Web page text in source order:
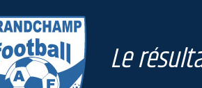
Le